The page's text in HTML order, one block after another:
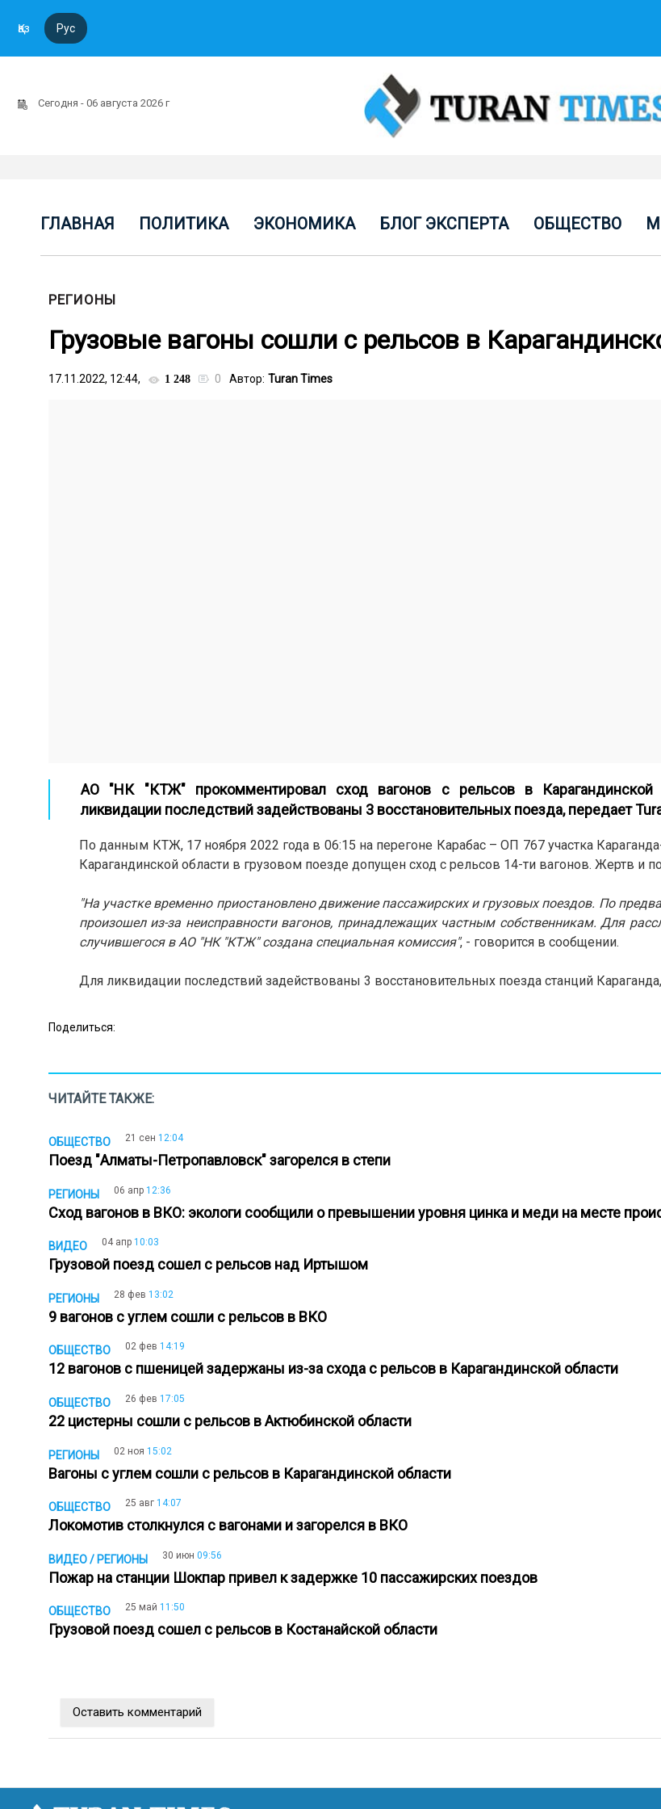
Қаз Рус
Сегодня - 06 августа 2026 г
ГЛАВНАЯ ПОЛИТИКА ЭКОНОМИКА БЛОГ ЭКСПЕРТА ОБЩЕСТВО
РЕГИОНЫ
Грузовые вагоны сошли с рельсов в
17.11.2022, 12:44, 1 248 0 Автор: Turan Times
АО "НК "КТЖ" прокомментировал сход вагонов с рельсов в Карагандинской
ликвидации последствий задействованы 3 восстановительных поезда, передает
По данным КТЖ, 17 ноября 2022 года в 06:15 на перегоне Карабас – ОП 767 участка
Карагандинской области в грузовом поезде допущен сход с рельсов 14-ти вагонов. Жертв и
"На участке временно приостановлено движение пассажирских и грузовых поездов. По
произошел из-за неисправности вагонов, принадлежащих частным собственникам. Для
случившегося в АО "НК "КТЖ" создана специальная комиссия", - говорится в сообщении.
Для ликвидации последствий задействованы 3 восстановительных поезда станций
Поделиться:
ЧИТАЙТЕ ТАКЖЕ:
ОБЩЕСТВО 21 сен 12:04
Поезд "Алматы-Петропавловск" загорелся в степи
РЕГИОНЫ 06 апр 12:36
Сход вагонов в ВКО: экологи сообщили о превышении уровня цинка и меди на месте
ВИДЕО 04 апр 10:03
Грузовой поезд сошел с рельсов над Иртышом
РЕГИОНЫ 28 фев 13:02
9 вагонов с углем сошли с рельсов в ВКО
ОБЩЕСТВО 02 фев 14:19
12 вагонов с пшеницей задержаны из-за схода с рельсов в Карагандинской области
ОБЩЕСТВО 26 фев 17:05
22 цистерны сошли с рельсов в Актюбинской области
РЕГИОНЫ 02 ноя 15:02
Вагоны с углем сошли с рельсов в Карагандинской области
ОБЩЕСТВО 25 авг 14:07
Локомотив столкнулся с вагонами и загорелся в ВКО
ВИДЕО / РЕГИОНЫ 30 июн 09:56
Пожар на станции Шокпар привел к задержке 10 пассажирских поездов
ОБЩЕСТВО 25 май 11:50
Грузовой поезд сошел с рельсов в Костанайской области
Оставить комментарий